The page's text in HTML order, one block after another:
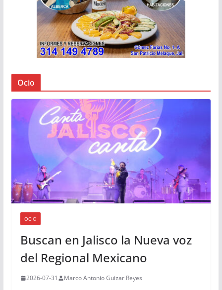
Ocio
OCIO
Buscan en Jalisco la Nueva voz
del Regional Mexicano
2026-07-31 Marco Antonio Guizar Reyes